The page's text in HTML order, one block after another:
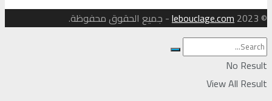
© 2023
lebouclage.com- جميع الحقوق محفوظة.
No Result
View All Result